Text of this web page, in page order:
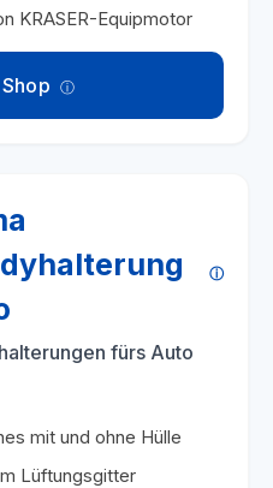
KRASER-Equipmotor
fürs Auto
mit und ohne Hülle
Lüftungsgitter